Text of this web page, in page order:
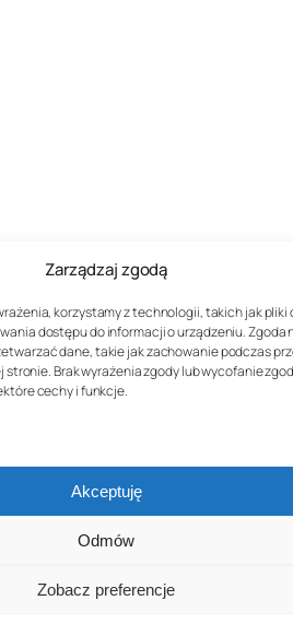
Zarządzaj zgodą
korzystamy z technologii, takich jak pliki
dostępu do informacji o urządzeniu. Zgoda
dane, takie jak zachowanie podczas
Brak wyrażenia zgody lub wycofanie
cechy i funkcje.
Akceptuję
Odmów
Zobacz preferencje